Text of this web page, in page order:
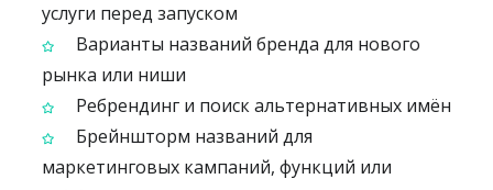
услуги перед запуском
Варианты названий бренда для нового
рынка или ниши
Ребрендинг и поиск альтернативных имён
Брейншторм названий для
маркетинговых кампаний, функций или